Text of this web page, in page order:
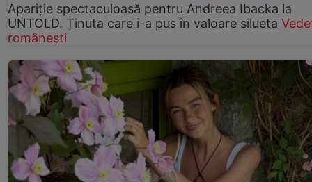
Apariție spectaculoasă pentru Andreea Ibacka la
UNTOLD. Ținuta care i-a pus în valoare silueta
românești